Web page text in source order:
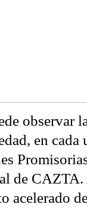
observar
en
de CAZTA.
acelerado